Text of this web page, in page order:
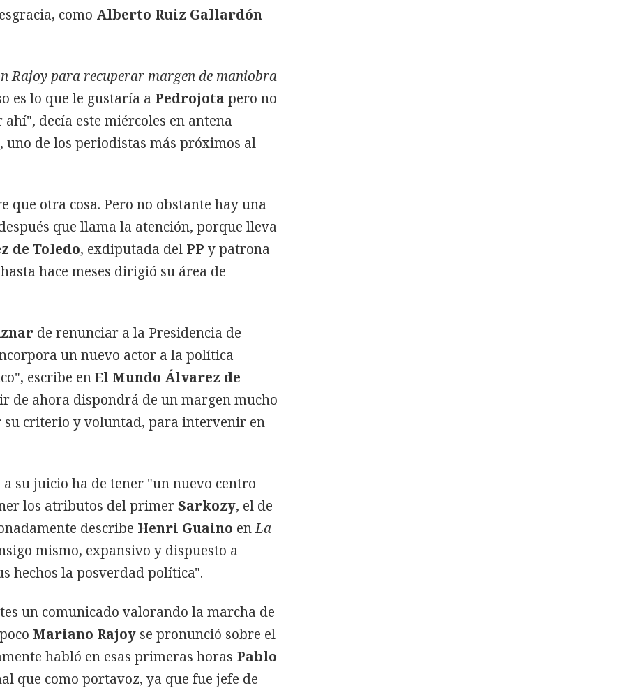
como Alberto Ruiz Gallardón
Rajoy para recuperar margen de maniobra
es lo que le gustaría a Pedrojota pero no
decía este miércoles en antena
, uno de los periodistas más próximos al
que otra cosa. Pero no obstante hay una
que llama la atención, porque lleva
de Toledo, exdiputada del PP y patrona
hace meses dirigió su área de
de renunciar a la Presidencia de
un nuevo actor a la política
escribe enEl Mundo Álvarez de
de ahora dispondrá de un margen mucho
criterio y voluntad, para intervenir en
su juicio ha de tener "un nuevo centro
los atributos del primerSarkozy, el de
describe Henri Guaino enLa
mismo, expansivo y dispuesto a
hechos la posverdad política".
un comunicado valorando la marcha de
Mariano Rajoy se pronunció sobre el
habló en esas primeras horas Pablo
que como portavoz, ya que fue jefe de